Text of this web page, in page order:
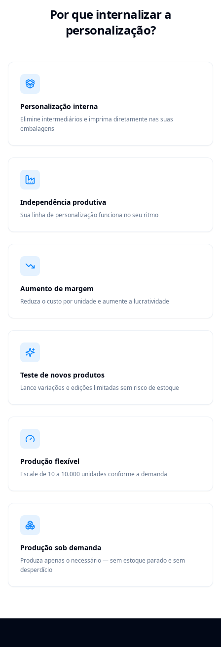
Por que internalizar a
personalização?
Personalização interna
Elimine intermediários e imprima diretamente nas suas
embalagens
Independência produtiva
Sua linha de personalização funciona no seu ritmo
Aumento de margem
Reduza o custo por unidade e aumente a lucratividade
Teste de novos produtos
Lance variações e edições limitadas sem risco de estoque
Produção flexível
Escale de 10 a 10.000 unidades conforme a demanda
Produção sob demanda
Produza apenas o necessário — sem estoque parado e sem
desperdício